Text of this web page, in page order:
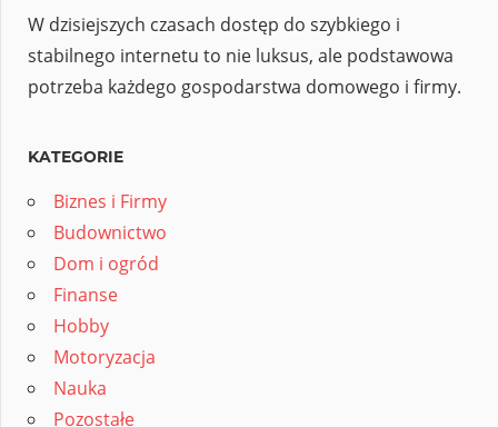
W dzisiejszych czasach dostęp do szybkiego i
stabilnego internetu to nie luksus, ale podstawowa
potrzeba każdego gospodarstwa domowego i firmy.
KATEGORIE
Biznes i Firmy
Budownictwo
Dom i ogród
Finanse
Hobby
Motoryzacja
Nauka
Pozostałe